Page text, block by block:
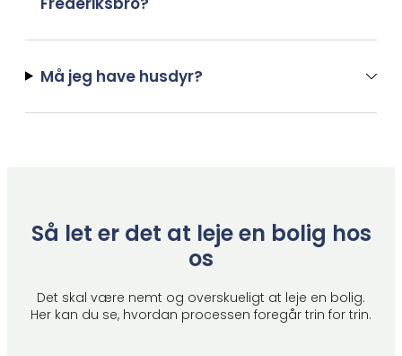
Må jeg have husdyr?
Så let er det at leje en bolig hos
os
Det skal være nemt og overskueligt at leje en bolig.
Her kan du se, hvordan processen foregår trin for trin.